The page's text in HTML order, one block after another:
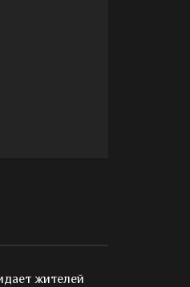
жителей